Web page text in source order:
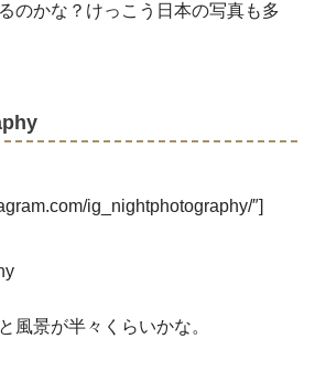
のかな？けっこう日本の写真も多
ig_nightphotography/″]
風景が半々くらいかな。